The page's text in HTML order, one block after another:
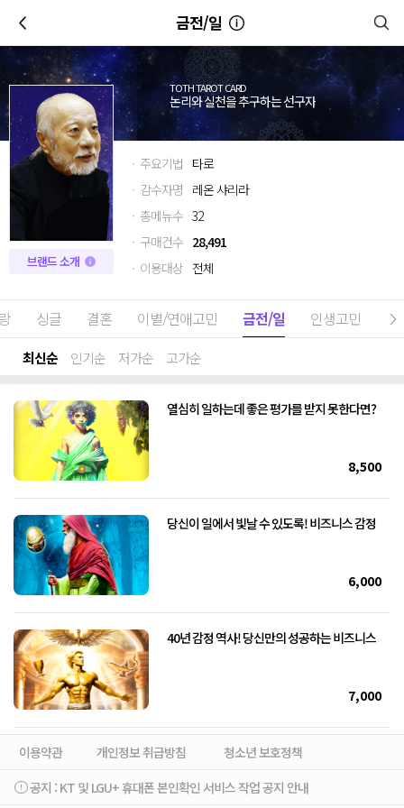
금전/일
TOTH TAROT CARD
논리와 실천을 추구하는 선구자
브랜드 소개
· 주요기법 타로
· 감수자명 레온 샤리라
· 총메뉴수 32
· 구매건수 28,491
· 이용대상 전체
싱글 결혼 이별/연애고민 금전/일 인생고민
최신순 인기순 저가순 고가순
열심히 일하는데 좋은 평가를 받지 못한다면?
8,500
당신이 일에서 빛날 수 있도록! 비즈니스 감정
6,000
40년 감정 역사! 당신만의 성공하는 비즈니스
7,000
이용약관 개인정보 취급방침
청소년 보호정책
공지 : KT 및 LGU+ 휴대폰 본인확인 서비스 작업 공지 안내